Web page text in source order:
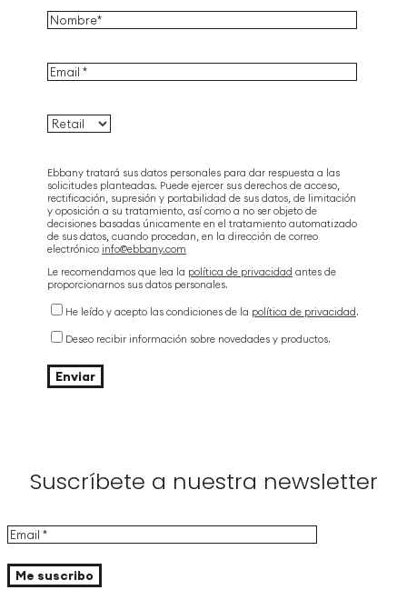
Ebbany tratará sus datos personales para dar respuesta a las
solicitudes planteadas. Puede ejercer sus derechos de acceso,
rectificación, supresión y portabilidad de sus datos, de limitación
y oposición a su tratamiento, así como a no ser objeto de
decisiones basadas únicamente en el tratamiento automatizado
de sus datos, cuando procedan, en la dirección de correo
electrónico info@ebbany.com
Le recomendamos que lea la política de privacidad antes de
proporcionarnos sus datos personales.
He leído y acepto las condiciones de la política de privacidad.
Deseo recibir información sobre novedades y productos.
Suscríbete a nuestra newsletter